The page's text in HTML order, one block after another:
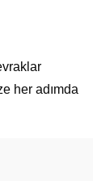
her adımda